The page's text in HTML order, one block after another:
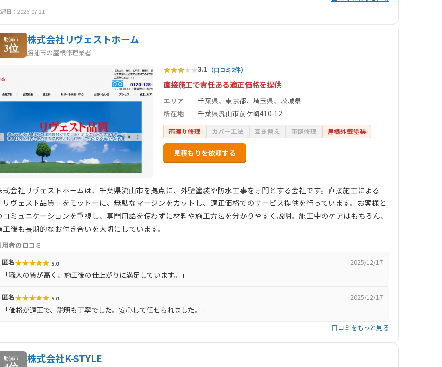
日：2026-07-21
勝浦市
3位
株式会社リヴェストホーム
勝浦市の屋根修理業者
★★★★★3.1 （口コミ2件）
直接施工で責任ある適正価格を提供
エリア
千葉県、東京都、埼玉県、茨城県
所在地
千葉県流山市前ケ崎410-12
雨漏り修理 カバー工法 葺き替え 雨樋修理 屋根外壁塗装
見積もりを依頼する
式会社リヴェストホームは、千葉県流山市を拠点に、外壁塗装や防水工事を専門とする会社です。直接施工による
リヴェスト品質」をモットーに、無駄なマージンをカットし、適正価格でのサービス提供を行っています。お客様と
コミュニケーションを重視し、専門用語を使わずに材料や施工方法を分かりやすく説明。施工中のケアはもちろん、
工後も長期的なお付き合いを大切にしています。
用者の口コミ
匿名★★★★★ 5.0 2025/12/17
「職人の質が高く、施工後の仕上がりに満足しています。」
匿名★★★★★ 5.0 2025/12/17
「価格が適正で、説明も丁寧でした。安心して任せられました。」
口コミをもっと見る
勝浦市 株式会社K-STYLE